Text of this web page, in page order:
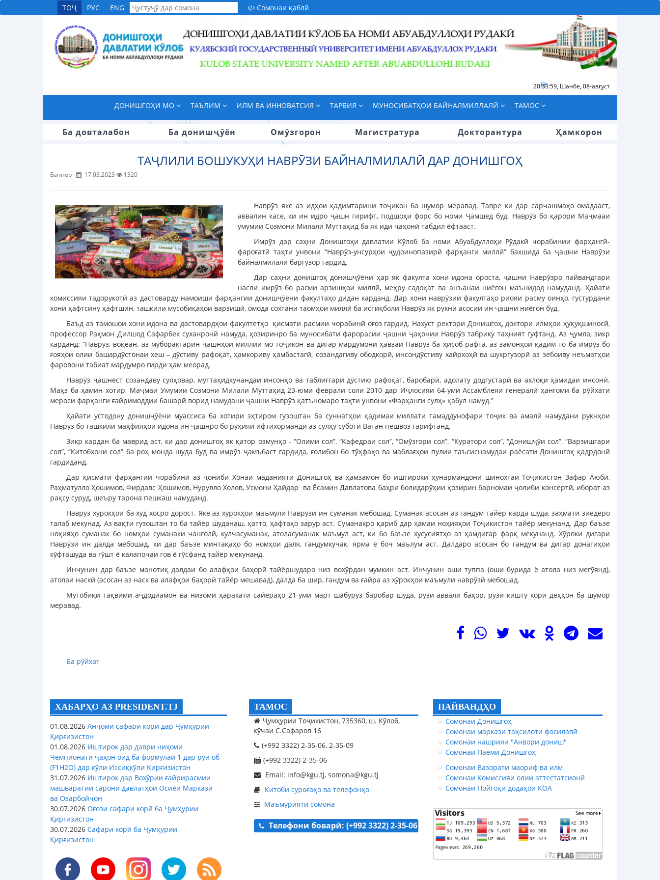
ТОҶ РУС ENG Сомонаи қаблӣ
20:34:00, Шанбе, 08-август
ДОНИШГОҲИ МО ТАЪЛИМ ИЛМ ВА ИННОВАТСИЯ ТАРБИЯ МУНОСИБАТҲОИ БАЙНАЛМИЛЛАЛӢ ТАМОС
Ба довталабон Ба донишҷӯён Омӯзгорон Магистратура Докторантура Ҳамкорон
ТАҶЛИЛИ БОШУКУҲИ НАВРӮЗИ БАЙНАЛМИЛАЛӢ ДАР ДОНИШГОҲ
Баннер 17.03.2023 1320
Наврӯз яке аз идҳои қадимтарини тоҷикон ба шумор меравад. Тавре ки дар сарчашмаҳо омадааст,
аввалин касе, ки ин идро ҷашн гирифт, подшоҳи форс бо номи Ҷамшед буд. Наврӯз бо қарори Маҷмааи
умумии Созмони Милали Муттаҳид ба як иди ҷаҳонӣ табдил ёфтааст.
Имрӯз дар саҳни Донишгоҳи давлатии Кӯлоб ба номи Абуабдуллоҳи Рӯдакӣ чорабинии фарҳангӣ-
фароғатӣ таҳти унвони “Наврӯз-унсурҳои ҷудоинопазирӣ фарҳанги миллӣ” бахшида ба ҷашни Наврӯзи
байналмилалӣ баргузор гардид.
Дар саҳни донишгоҳ донишҷӯёни ҳар як факулта хони идона ороста, ҷашни Наврӯзро пайвандгари
насли имрӯз бо расми арзишҳои миллӣ, меҳру садоқат ва анъанаи ниёгон маънидод намуданд. Ҳайати
комиссияи тадорукотӣ аз дастоварду намоиши фарҳангии донишҷӯёни факултаҳо дидан карданд. Дар хони наврӯзии факултаҳо риояи расму оинҳо, густурдани
хони ҳафтсину ҳафтшин, ташкили мусобиқаҳои варзишӣ, омода сохтани таомҳои миллӣ ба истиқболи Наврӯз як рукни асосии ин ҷашни ниёгон буд.
Баъд аз тамошои хони идона ва дастовардҳои факултетҳо қисмати расмии чорабинӣ оғоз гардид. Нахуст ректори Донишгоҳ, доктори илмҳои ҳуқуқшиносӣ,
профессор Раҳмон Дилшод Сафарбек суханронӣ намуда, ҳозиринро ба муносибати фарорасии ҷашни ҷаҳонии Наврӯз табрику таҳният гуфтанд. Аз ҷумла, зикр
карданд: “Наврӯз, воқеан, аз муборактарин ҷашнҳои миллии мо тоҷикон ва дигар мардумони ҳавзаи Наврӯз ба ҳисоб рафта, аз замонҳои қадим то ба имрӯз бо
ғояҳои олии башардӯстонаи хеш – дӯстиву рафоқат, ҳамкориву ҳамбастагӣ, созандагиву ободкорӣ, инсондӯстиву хайрхоҳӣ ва шукргузорӣ аз зебоиву неъматҳои
фаровони табиат мардумро гирди ҳам меорад.
Наврӯз ҷашнест созандаву сулҳовар, муттаҳидкунандаи инсонҳо ва таблиғгари дӯстию рафоқат, баробарӣ, адолату додгустарӣ ва ахлоқи ҳамидаи инсонӣ.
Маҳз ба ҳамин хотир, Маҷмаи Умумии Созмони Милали Муттаҳид 23-юми феврали соли 2010 дар Иҷлосияи 64-уми Ассамблеяи генералӣ ҳангоми ба рӯйхати
мероси фарҳанги ғайримоддии башарӣ ворид намудани ҷашни Наврӯз қатъномаро таҳти унвони «Фарҳанги сулҳ» қабул намуд.”
Ҳайати устодону донишҷӯёни муассиса ба хотири эҳтиром гузоштан ба суннатҳои қадимаи миллати тамаддунофари тоҷик ва амалӣ намудани рукнҳои
Наврӯз бо ташкили маҳфилҳои идона ин ҷашнро бо рӯҳияи ифтихормандӣ аз сулҳу суботи Ватан пешвоз гарифтанд.
Зикр кардан ба маврид аст, ки дар донишгоҳ як қатор озмунҳо - “Олими сол”, “Кафедраи сол”, “Омӯзгори сол”, “Куратори сол”, “Донишҷӯи сол”, “Варзишгари
сол”, “Китобхони сол” ба роҳ монда шуда буд ва имрӯз ҷамъбаст гардида, ғолибон бо тӯҳфаҳо ва маблағҳои пулии таъсиснамудаи раёсати Донишгоҳ қадрдонӣ
гардиданд.
Дар қисмати фарҳангии чорабинӣ аз ҷониби Хонаи маданияти Донишгоҳ ва ҳамзамон бо иштироки ҳунармандони шинохтаи Тоҷикистон Зафар Аюбӣ,
Раҳматулло Ҳошимов, Фирдавс Ҳошимов, Нурулло Холов, Усмони Ҳайдар ва Ёсамин Давлатова баҳри болидарӯҳии ҳозирин барномаи ҷолиби консертӣ, иборат аз
рақсу суруд, шеъру тарона пешкаш намуданд.
Наврӯз хӯрокҳои ба худ хосро дорост. Яке аз хӯрокҳои маъмули Наврӯзӣ ин суманак мебошад. Суманак асосан аз гандум тайёр карда шуда, заҳмати зиёдеро
талаб мекунад. Аз вақти гузоштан то ба тайёр шуданаш, ҳатто, ҳафтаҳо зарур аст. Суманакро қариб дар ҳамаи ноҳияҳои Тоҷикистон тайёр мекунанд. Дар баъзе
ноҳияҳо суманак бо номҳои суманаки чанголӣ, кулчасуманак, атоласуманак маъмул аст, ки бо баъзе хусусиятҳо аз ҳамдигар фарқ мекунанд. Хӯроки дигари
Наврӯзӣ ин далда мебошад, ки дар баъзе минтақаҳо бо номҳои даля, гандумкучак, ярма ё боч маълум аст. Далдаро асосан бо гандум ва дигар донагиҳои
кӯфташуда ва гӯшт ё калапочаи гов ё гӯсфанд тайёр мекунанд.
Инчунин дар баъзе манотиқ далдаи бо алафҳои баҳорӣ тайёршударо низ вохӯрдан мумкин аст. Инчунин оши туппа (оши бурида ё атола низ мегӯянд),
атолаи наскӣ (асосан аз наск ва алафҳои баҳорӣ тайёр мешавад), далда ба шир, гандум ва ғайра аз хӯрокҳои маъмули наврӯзӣ мебошад.
Мутобиқи тақвими аҷдодиамон ва низоми ҳаракати сайёраҳо 21-уми март шабурӯз баробар шуда, рӯзи аввали баҳор, рӯзи кишту кори деҳқон ба шумор
меравад.
Ба рӯйхат
ХАБАРҲО АЗ PRESIDENT.TJ
01.08.2026 Анҷоми сафари корӣ дар Ҷумҳурии
Қирғизистон
01.08.2026 Иштирок дар даври ниҳоии
Чемпионати ҷаҳон оид ба формулаи 1 дар рӯи об
(F1H2O) дар кӯли Иссиқкӯли Қирғизистон
31.07.2026 Иштирок дар Вохӯрии ғайрирасмии
машваратии сарони давлатҳои Осиёи Марказӣ
ва Озарбойҷон
30.07.2026 Оғози сафари корӣ ба Ҷумҳурии
Қирғизистон
30.07.2026 Сафари корӣ ба Ҷумҳурии
Қирғизистон
ТАМОС
Ҷумҳурии Тоҷикистон, 735360, ш. Кӯлоб,
кӯчаи С.Сафаров 16
(+992 3322) 2-35-06, 2-35-09
(+992 3322) 2-35-06
Email: info@kgu.tj, somona@kgu.tj
Китоби суроғаҳо ва телефонҳо
Маъмурияти сомона
Телефони боварӣ: (+992 3322) 2-35-06
ПАЙВАНДҲО
Сомонаи Донишгоҳ
Сомонаи маркази таҳсилоти фосилавӣ
Сомонаи нашрияи "Анвори дониш"
Сомонаи Паёми Донишгоҳ
Сомонаи Вазорати маориф ва илм
Сомонаи Комиссияи олии аттестатсионӣ
Сомонаи Пойгоҳи додаҳои КОА